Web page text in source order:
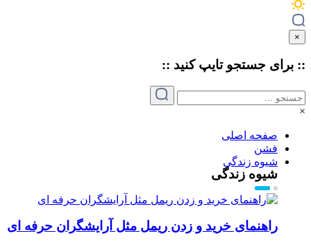
×
:: برای جستجو تایپکنید ::
×
صفحه اصلی
فشن
شیوه زندگی
شیوه زندگی
راهنمای خرید و زدن ریمل مثل آرایشگران حرفه ای